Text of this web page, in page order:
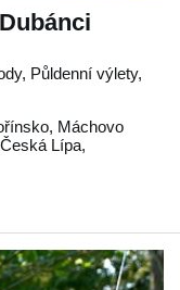
Půldenní výlety,
, Máchovo
Česká Lípa,